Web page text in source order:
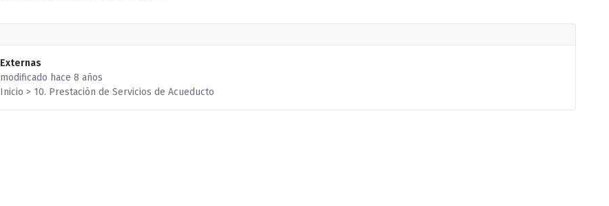
Externas
modificado hace 8 años
Inicio > 10. Prestación de Servicios de Acueducto